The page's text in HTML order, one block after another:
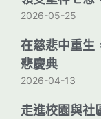
2026-05-25
在慈悲中重生
悲慶典
2026-04-13
走進校園與社